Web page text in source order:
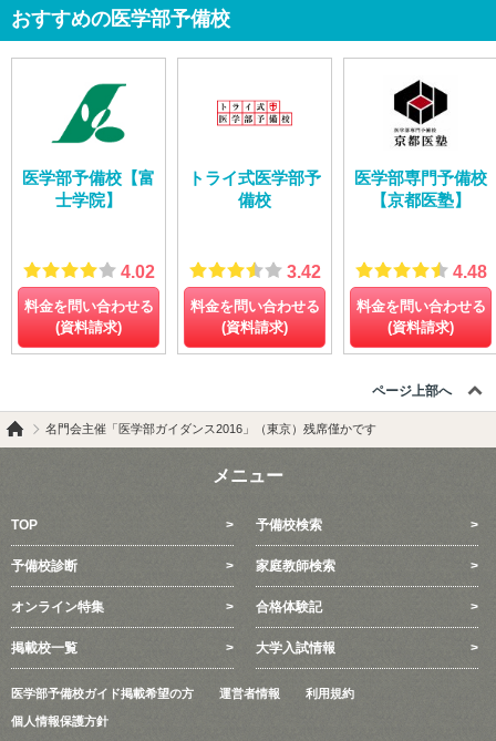
おすすめの医学部予備校
医学部予備校【富
士学院】
4.02
料金を問い合わせる
(資料請求)
トライ式医学部予
備校
3.42
料金を問い合わせる
(資料請求)
医学部専門予備校
【京都医塾】
4.48
料金を問い合わせる
(資料請求)
ページ上部へ
名門会主催「医学部ガイダンス2016」（東京）残席僅かです
メニュー
TOP 予備校検索
予備校診断 家庭教師検索
オンライン特集 合格体験記
掲載校一覧 大学入試情報
医学部予備校ガイド掲載希望の方 運営者情報 利用規約
個人情報保護方針